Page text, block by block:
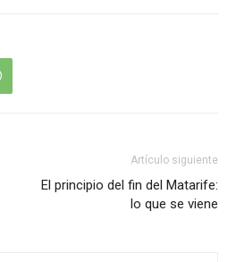
Artículo siguiente
El principio del fin del Matarife:
lo que se viene